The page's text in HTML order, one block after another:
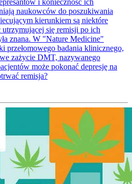
naukowców do poszukiwania
kierunkiem są niektóre
się remisji po ich
znana. W "Nature Medicine"
przełomowego badania klinicznego,
zażycie DMT, nazywanego
może pokonać depresję na
remisja?